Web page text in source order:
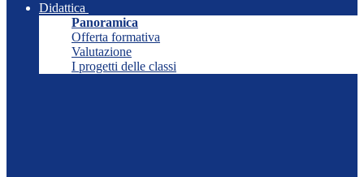
Didattica
Panoramica
Offerta formativa
Valutazione
I progetti delle classi